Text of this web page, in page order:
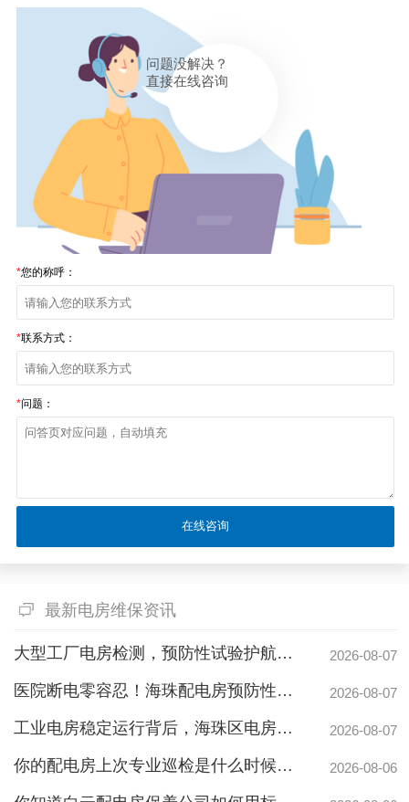
问题没解决？
直接在线咨询
*您的称呼：
*联系方式：
*问题：
最新电房维保资讯
大型工厂电房检测，预防性试验护航24h连续生产 2026-08-07
医院断电零容忍！海珠配电房预防性检测如何守住生命线？ 2026-08-07
工业电房稳定运行背后，海珠区电房维护公司如何守护写字楼与工厂用电安全 2026-08-07
你的配电房上次专业巡检是什么时候？白云配电房巡检公司告诉你定期检测有多重要 2026-08-06